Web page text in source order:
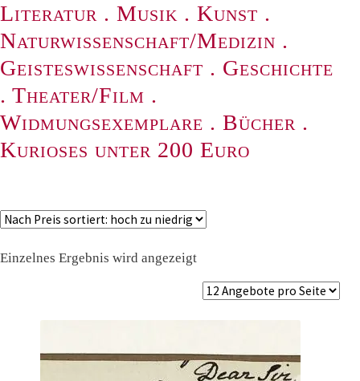
Literatur . Musik . Kunst .
Naturwissenschaft/Medizin .
Geisteswissenschaft . Geschichte
. Theater/Film .
Widmungsexemplare . Bücher .
Kurioses unter 200 Euro
Einzelnes Ergebnis wird angezeigt